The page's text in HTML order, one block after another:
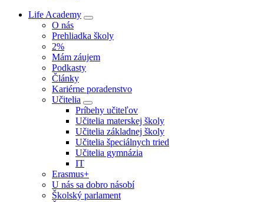
Life Academy
O nás
Prehliadka školy
2%
Mám záujem
Podkasty
Články
Kariérne poradenstvo
Učitelia
Príbehy učiteľov
Učitelia materskej školy
Učitelia základnej školy
Učitelia špeciálnych tried
Učitelia gymnázia
IT
Erasmus+
U nás sa dobro násobí
Školský parlament